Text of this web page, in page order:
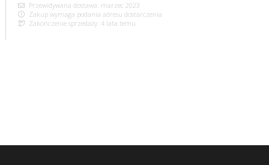
Przewidywana dostawa: marzec 2023
Zakup wymaga podania adresu dostarczenia
Zakończenie sprzedaży: 4 lata temu